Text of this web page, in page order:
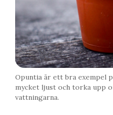
Opuntia är ett bra exempel
mycket ljust och torka upp
vattningarna.